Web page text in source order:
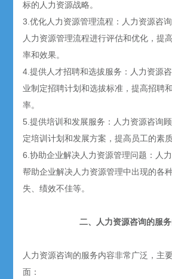
标的人力资源战略。
3.优化人力资源管理流程：人力资源咨
人力资源管理流程进行评估和优化，提
率和效果。
4.提供人才招聘和选拔服务：人力资源
业制定招聘计划和选拔标准，提高招聘
率。
5.提供培训和发展服务：人力资源咨询
定培训计划和发展方案，提高员工的素质
6.协助企业解决人力资源管理问题：人
帮助企业解决人力资源管理中出现的各
失、绩效不佳等。
二、人力资源咨询的服
人力资源咨询的服务内容非常广泛，主
面：